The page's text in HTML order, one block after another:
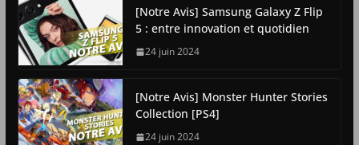
[Notre Avis] Samsung Galaxy Z Flip
5 : entre innovation et quotidien
24 juin 2024
[Notre Avis] Monster Hunter Stories
Collection [PS4]
24 juin 2024